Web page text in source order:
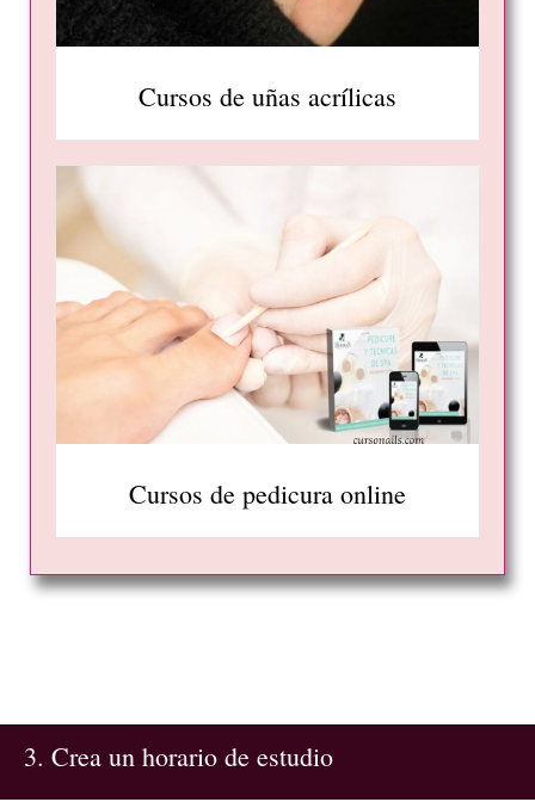
Cursos de uñas acrílicas
Cursos de pedicura online
3. Crea un horario de estudio